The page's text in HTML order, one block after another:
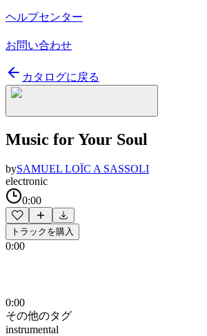
ヘルプセンター
お問い合わせ
カタログに戻る
Music for Your Soul
bySAMUEL LOÏC A SASSOLI
electronic
0:00
トラックを購入
0:00
0:00
その他のタグ
instrumental